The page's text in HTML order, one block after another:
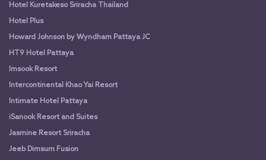
Hotel Kuretakeso Sriracha Thailand
Hotel Plus
Howard Johnson by Wyndham Pattaya JC
HT9 Hotel Pattaya
Imsook Resort
Intercontinental Khao Yai Resort
Intimate Hotel Pattaya
iSanook Resort and Suites
Jasmine Resort Sriracha
Jeeb Dimsum Fusion